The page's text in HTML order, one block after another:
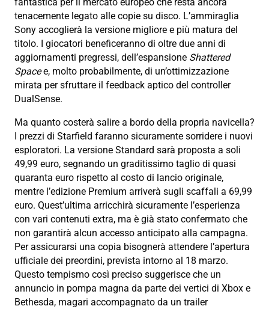
tenacemente legato alle copie su disco. L’ammiraglia
Sony accoglierà la versione migliore e più matura del
titolo. I giocatori beneficeranno di oltre due anni di
aggiornamenti pregressi, dell’espansione Shattered
Spacee, molto probabilmente, di un’ottimizzazione
mirata per sfruttare il feedback aptico del controller
DualSense.
Ma quanto costerà salire a bordo della propria navicella?
I prezzi di Starfield faranno sicuramente sorridere i nuovi
esploratori. La versione Standard sarà proposta a soli
49,99 euro, segnando un graditissimo taglio di quasi
quaranta euro rispetto al costo di lancio originale,
mentre l’edizione Premium arriverà sugli scaffali a 69,99
euro. Quest’ultima arricchirà sicuramente l’esperienza
con vari contenuti extra, ma è già stato confermato che
non garantirà alcun accesso anticipato alla campagna.
Per assicurarsi una copia bisognerà attendere l’apertura
ufficiale dei preordini, prevista intorno al 18 marzo.
Questo tempismo così preciso suggerisce che un
annuncio in pompa magna da parte dei vertici di Xbox e
Bethesda, magari accompagnato da un trailer